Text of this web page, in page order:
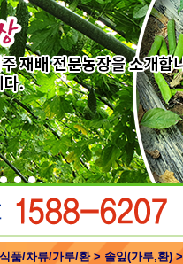
품/차류/가루/환 > 솔잎(가루,환) >